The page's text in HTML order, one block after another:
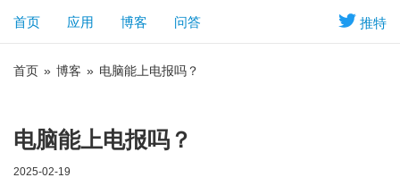
推特
首页 应用 博客 问答
首页 » 博客 » 电脑能上电报吗？
电脑能上电报吗？
2025-02-19